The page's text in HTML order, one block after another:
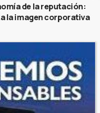
de la reputación:
la imagen corporativa